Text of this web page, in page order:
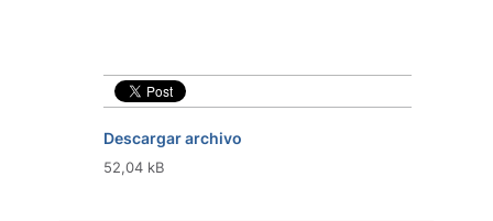
Descargar archivo
52,04 kB